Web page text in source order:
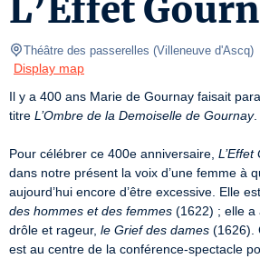
L’Effet
Théâtre des passerelles (Villeneuve d'Ascq)
Display map
Il y a 400 ans Marie de Gournay faisait
titre L’Ombre de la Demoiselle de Gournay.
Pour célébrer ce 400e anniversaire, L’Effet
dans notre présent la voix d’une femme à
aujourd’hui encore d’être excessive. Elle
des hommes et des femmes (1622) ; elle
drôle et rageur, le Grief des dames (1626).
est au centre de la conférence-spectacle